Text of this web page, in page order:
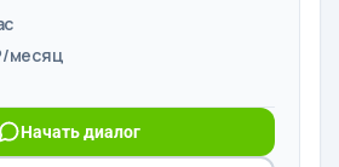
месяц
Начать диалог